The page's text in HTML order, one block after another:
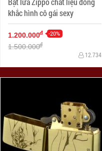
khắc hình cô gái sexy
1.200.000đ -20%
1.500.000đ
12.734